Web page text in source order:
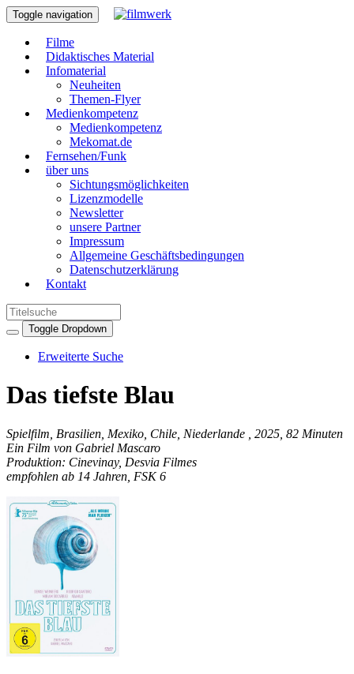
Toggle navigation
Filme
Didaktisches Material
Infomaterial
Neuheiten
Themen-Flyer
Medienkompetenz
Medienkompetenz
Mekomat.de
Fernsehen/Funk
über uns
Sichtungsmöglichkeiten
Lizenzmodelle
Newsletter
unsere Partner
Impressum
Allgemeine Geschäftsbedingungen
Datenschutzerklärung
Kontakt
Toggle Dropdown
Erweiterte Suche
Das tiefste Blau
Spielfilm, Brasilien, Mexiko, Chile, Niederlande , 2025, 82 Minuten
Ein Film von Gabriel Mascaro
Produktion: Cinevinay, Desvia Filmes
empfohlen ab 14 Jahren, FSK 6